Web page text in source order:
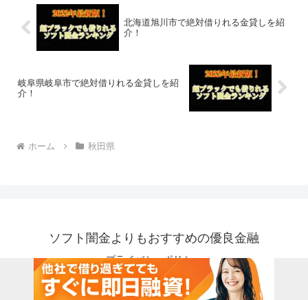
北海道旭川市で絶対借りれる金貸しを紹
介！
岐阜県岐阜市で絶対借りれる金貸しを紹
介！
ホーム 秋田県
ソフト闇金よりもおすすめの優良金融
プライバシーポリシー
© 2018 ソフト闇金よりもおすすめの優良金融.